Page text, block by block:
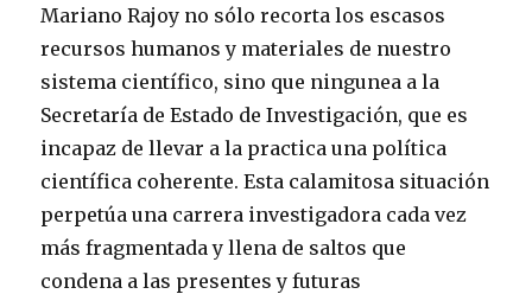
Mariano Rajoy no sólo recorta los escasos
recursos humanos y materiales de nuestro
sistema científico, sino que ningunea a la
Secretaría de Estado de Investigación, que es
incapaz de llevar a la practica una política
científica coherente. Esta calamitosa situación
perpetúa una carrera investigadora cada vez
más fragmentada y llena de saltos que
condena a las presentes y futuras